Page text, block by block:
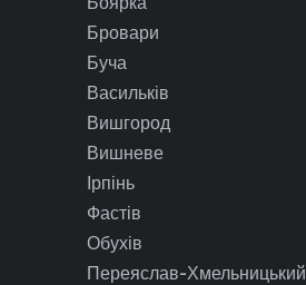
Бровари
Буча
Васильків
Вишгород
Вишневе
Ірпінь
Фастів
Обухів
Переяслав-Хмельницький